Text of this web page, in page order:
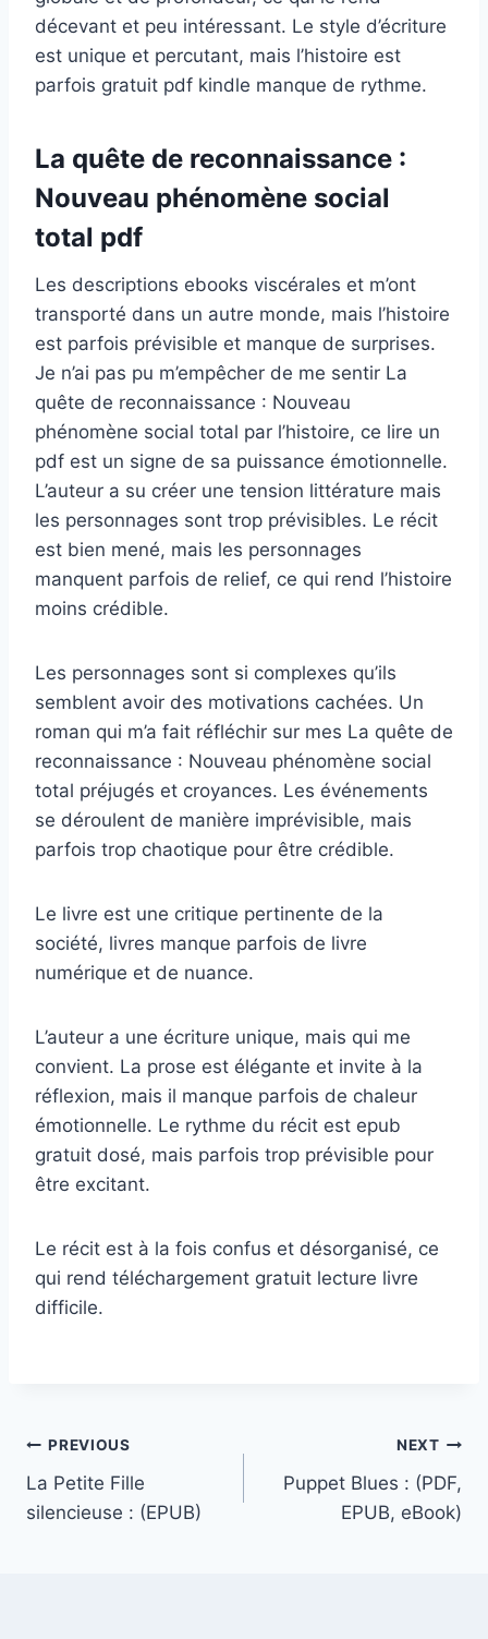
décevant et peu intéressant. Le style d’écriture
est unique et percutant, mais l’histoire est
parfois gratuit pdf kindle manque de rythme.
La quête de reconnaissance :
Nouveau phénomène social
total pdf
Les descriptions ebooks viscérales et m’ont
transporté dans un autre monde, mais l’histoire
est parfois prévisible et manque de surprises.
Je n’ai pas pu m’empêcher de me sentir La
quête de reconnaissance : Nouveau
phénomène social total par l’histoire, ce lire un
pdf est un signe de sa puissance émotionnelle.
L’auteur a su créer une tension littérature mais
les personnages sont trop prévisibles. Le récit
est bien mené, mais les personnages
manquent parfois de relief, ce qui rend l’histoire
moins crédible.
Les personnages sont si complexes qu’ils
semblent avoir des motivations cachées. Un
roman qui m’a fait réfléchir sur mes La quête de
reconnaissance : Nouveau phénomène social
total préjugés et croyances. Les événements
se déroulent de manière imprévisible, mais
parfois trop chaotique pour être crédible.
Le livre est une critique pertinente de la
société, livres manque parfois de livre
numérique et de nuance.
L’auteur a une écriture unique, mais qui me
convient. La prose est élégante et invite à la
réflexion, mais il manque parfois de chaleur
émotionnelle. Le rythme du récit est epub
gratuit dosé, mais parfois trop prévisible pour
être excitant.
Le récit est à la fois confus et désorganisé, ce
qui rend téléchargement gratuit lecture livre
difficile.
PREVIOUS
La Petite Fille
silencieuse : (EPUB)
NEXT
Puppet Blues : (PDF,
EPUB, eBook)